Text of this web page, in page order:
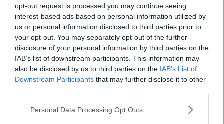
opt-out request is processed you may continue seeing
interest-based ads based on personal information utilized by
us or personal information disclosed to third parties prior to
your opt-out. You may separately opt-out of the further
disclosure of your personal information by third parties on the
IAB’s list of downstream participants. This information may
also be disclosed by us to third parties on the IAB’s List of
Downstream Participants that may further disclose it to other
Please note that this website/app uses one or more Google
Personal Data Processing Opt Outs